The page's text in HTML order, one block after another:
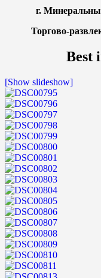
г.
Торгово-
Best
[Show slideshow]